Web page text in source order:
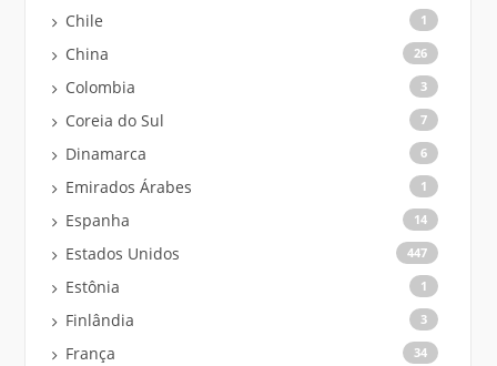
Chile 1
China 26
Colombia 3
Coreia do Sul 7
Dinamarca 6
Emirados Árabes 1
Espanha 14
Estados Unidos 447
Estônia 1
Finlândia 3
França 34